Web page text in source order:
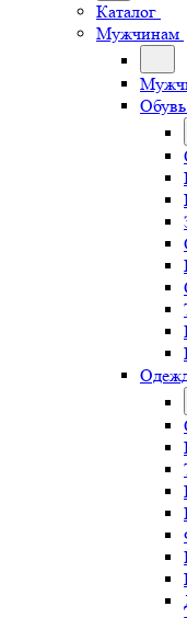
Каталог
Мужчинам
Обувь